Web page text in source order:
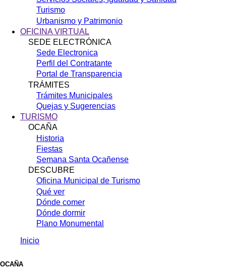
Turismo
Urbanismo y Patrimonio
OFICINA VIRTUAL
SEDE ELECTRÓNICA
Sede Electronica
Perfil del Contratante
Portal de Transparencia
TRÁMITES
Trámites Municipales
Quejas y Sugerencias
TURISMO
OCAÑA
Historia
Fiestas
Semana Santa Ocañense
DESCUBRE
Oficina Municipal de Turismo
Qué ver
Dónde comer
Dónde dormir
Plano Monumental
enlaces
Inicio
OCAÑA